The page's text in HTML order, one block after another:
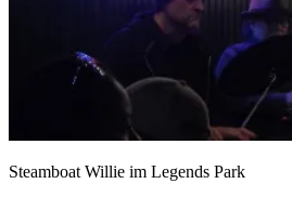
Steamboat Willie im Legends Park